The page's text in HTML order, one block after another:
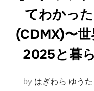
てわかっ
(CDMX)〜
2025と暮
by はぎわら ゆうた